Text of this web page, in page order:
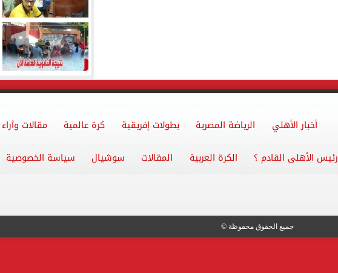
أخبار الأهلي الرياضة المصرية بطولات إفريقية كرة عالمية مقالات وآراء
رئيس الأهلى القادم ؟ الكرة العربية المقالات سوشيال سياسة الخصوصية
جميع الحقوق محفوظة ©